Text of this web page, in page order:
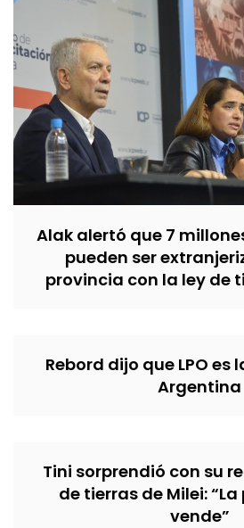
Alak alertó que 7
pueden ser
provincia con la ley de
Rebord dijo que LPO es
Argentina
Tini sorprendió con su
de tierras de Milei:
vende”